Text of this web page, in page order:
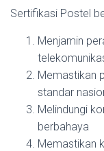
Sertifikasi Postel
Menjamin
Memastikan
standar
Melindungi
berbahaya
Memastikan